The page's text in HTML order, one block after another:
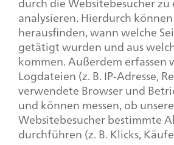
analysieren. Hierdurch
herausfinden, wann welche
getätigt wurden und aus
kommen. Außerdem erfassen
Logdateien (z. B. IP-Adresse,
verwendete Browser und
und können messen, ob unsere
Websitebesucher bestimmte
durchführen (z. B. Klicks,